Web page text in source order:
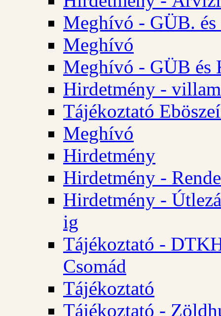
Meghívó - GÜB.
Meghívó
Meghívó - GÜB és
Hirdetmény -
Tájékoztató
Meghívó
Hirdetmény
Hirdetmény -
Hirdetmény -
ig
Tájékoztató -
Csomád
Tájékoztató
Tájékoztató -